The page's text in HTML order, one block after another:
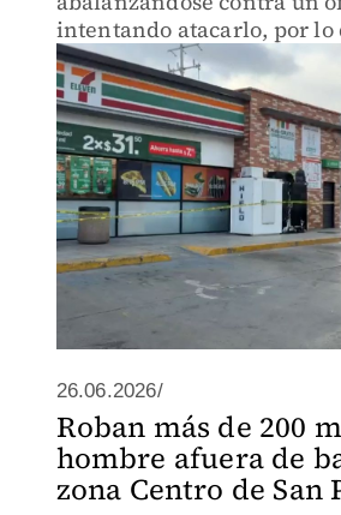
intentando atacarlo, por lo
reaccionó y le disparó.
26.06.2026/
Roban más de 200
hombre afuera de
zona Centro de San